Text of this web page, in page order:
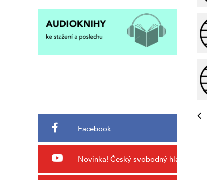
Facebook
Novinka! Český svobodný hlas